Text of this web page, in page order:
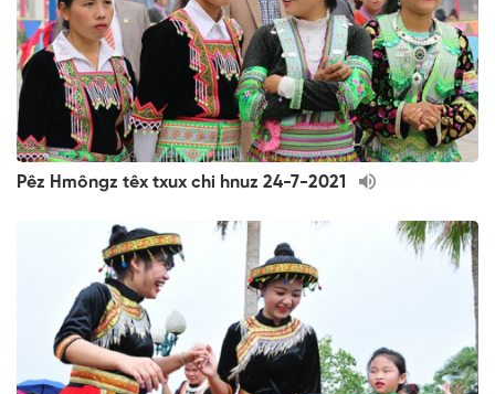
Pêz Hmôngz têx txux chi hnuz 24-7-2021